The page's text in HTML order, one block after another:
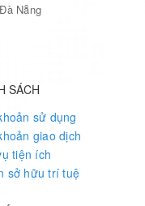
Nẵng
SÁCH
sử dụng
giao dịch
tiện ích
sở hữu trí tuệ